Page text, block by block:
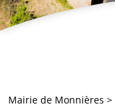
Mairie de Monnières >